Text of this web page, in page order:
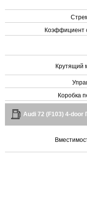
Коэффициент
Крутящий
Коробка
Audi 72 (F103) 4-